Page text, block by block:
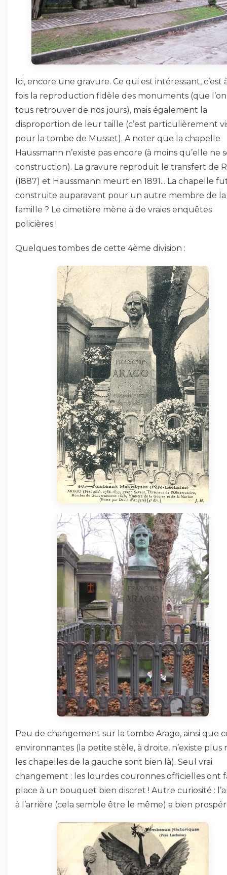
Ici, encore une gravure. Ce qui est intéressant, c’est
fois la reproduction fidèle des monuments (que
tous retrouver de nos jours), mais également la
disproportion de leur taille (c’est particulièrement
pour la tombe de Musset). A noter que la chapelle
Haussmann n’existe pas encore (à moins qu’elle ne
construction). La gravure reproduit le transfert de
(1887) et Haussmann meurt en 1891... La chapelle
construite auparavant pour un autre membre de la
famille ? Le cimetière mène à de vraies enquêtes
policières !
Quelques tombes de cette 4ème division :
Peu de changement sur la tombe Arago, ainsi que
environnantes (la petite stèle, à droite, n’existe plus
les chapelles de la gauche sont bien là). Seul vrai
changement : les lourdes couronnes officielles ont
place à un bouquet bien discret ! Autre curiosité :
à l’arrière (cela semble être le même) a bien